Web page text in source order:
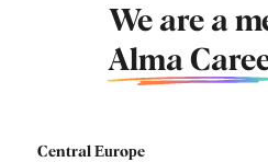
We are a
Alma
Central Europe